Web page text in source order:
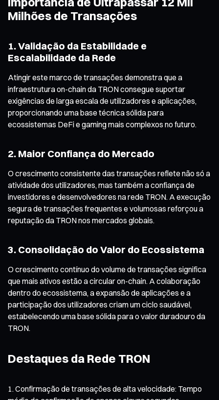
Milhões de Transações
1. Validação da Estabilidade e
Escalabilidade da Rede
Atingir este marco de transações demonstra que a
infraestrutura on-chain da TRON consegue suportar
exigências de larga escala de utilizadores e aplicações,
proporcionando uma base técnica sólida para
ecossistemas DeFi e gaming mais complexos no futuro.
2. Maior Confiança do Mercado
O crescimento consistente das transações reflete não só a
atividade dos utilizadores, mas também a confiança de
investidores e desenvolvedores na rede TRON. A execução
segura de transações frequentes e volumosas reforçou a
reputação da TRON nos mercados globais.
3. Consolidação do Valor do Ecossistema
O crescimento contínuo do volume de transações significa
que mais ativos estão a circular on-chain. A colaboração
dentro do ecossistema, a expansão de aplicações e a
participação dos utilizadores criam um ciclo saudável,
estabelecendo uma base sólida para o valor duradouro da
TRON.
Destaques da Rede TRON
Confirmação de transações de alta velocidade: Tempo